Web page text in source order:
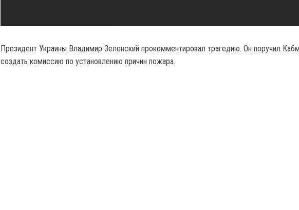
Президент Украины Владимир Зеленский прокомментировал трагедию. Он поручил
создать комиссию по установлению причин пожара.